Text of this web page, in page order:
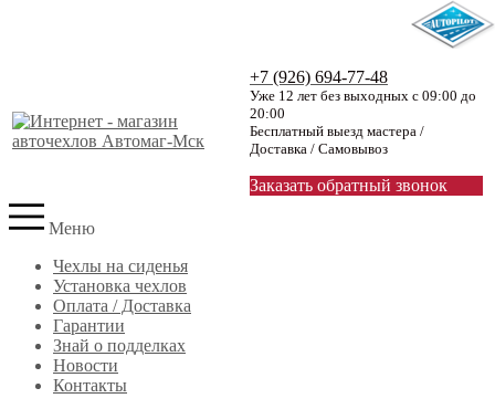
+7 (926) 694-77-48
Уже 12 лет без выходных с 09:00 до
20:00
Бесплатный выезд мастера /
Доставка / Самовывоз
Заказать обратный звонок
Меню
Чехлы на сиденья
Установка чехлов
Оплата / Доставка
Гарантии
Знай о подделках
Новости
Контакты